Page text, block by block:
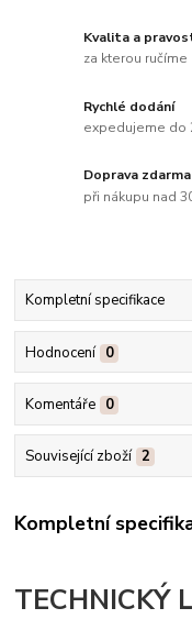
Kvalita a
za kterou ručíme
Rychlé dodání
expedujeme do
Doprava zdarma
při nákupu nad
Kompletní specifikace
Hodnocení 0
Komentáře 0
Související zboží 2
Kompletní
TECHNICKÝ